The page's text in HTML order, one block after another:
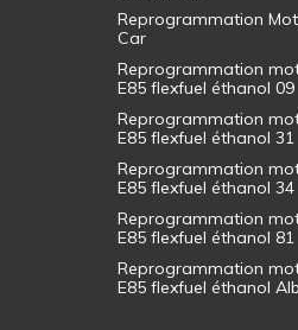
Reprogrammation
Car
Reprogrammation
E85 flexfuel éthanol 09
Reprogrammation
E85 flexfuel éthanol 31
Reprogrammation
E85 flexfuel éthanol 34
Reprogrammation
E85 flexfuel éthanol 81
Reprogrammation
E85 flexfuel éthanol